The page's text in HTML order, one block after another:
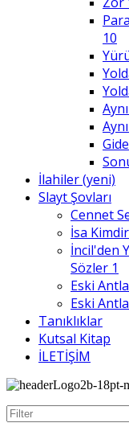
10
İlahiler (yeni)
Slayt Şovları
Cennet
İsa
İncil'den
Sözler 1
Eski
Eski
Tanıklıklar
Kutsal Kitap
İLETİŞİM